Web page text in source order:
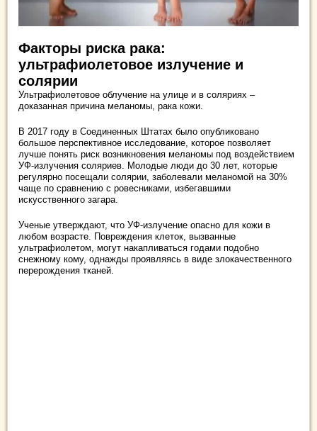
Факторы риска рака:
ультрафиолетовое излучение и
солярии
Ультрафиолетовое облучение на улице и в соляриях –
доказанная причина меланомы, рака кожи.
В 2017 году в Соединенных Штатах было опубликовано
большое перспективное исследование, которое позволяет
лучше понять риск возникновения меланомы под воздействием
УФ-излучения соляриев. Молодые люди до 30 лет, которые
регулярно посещали солярии, заболевали меланомой на 30%
чаще по сравнению с ровесниками, избегавшими
искусственного загара.
Ученые утверждают, что УФ-излучение опасно для кожи в
любом возрасте. Повреждения клеток, вызванные
ультрафиолетом, могут накапливаться годами подобно
снежному кому, однажды проявляясь в виде злокачественного
перерождения тканей.